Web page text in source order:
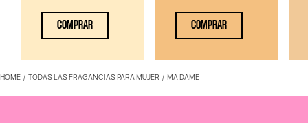
COMPRAR COMPRAR
HOME TODAS LAS FRAGANCIAS PARA MUJER MA DAME